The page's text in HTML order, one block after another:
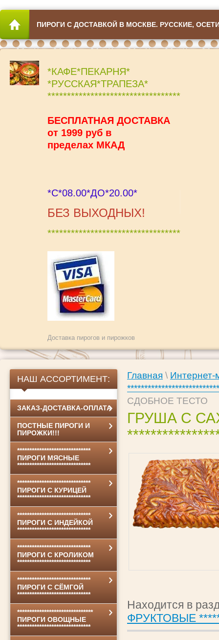
ПИРОГИ С ДОСТАВКОЙ В МОСКВЕ. РУССКИЕ,
*КАФЕ*ПЕКАРНЯ*
*РУССКАЯ*ТРАПЕЗА*
**********************************
БЕСПЛАТНАЯ ДОСТАВКА
от 1999 руб в
пределах МКАД
*С*08.00*ДО*20.00*
БЕЗ ВЫХОДНЫХ!
**********************************
Доставка пирогов и пирожков
НАШ АССОРТИМЕНТ:
ЗАКАЗ-ДОСТАВКА-ОПЛАТА
ПОСТНЫЕ ПИРОГИ И
ПИРОЖКИ!!!
******************************
ПИРОГИ МЯСНЫЕ
******************************
******************************
ПИРОГИ С КУРИЦЕЙ
******************************
******************************
ПИРОГИ С ИНДЕЙКОЙ
******************************
******************************
ПИРОГИ С КРОЛИКОМ
******************************
******************************
ПИРОГИ С СЁМГОЙ
******************************
*******************************
ПИРОГИ ОВОЩНЫЕ
******************************
Главная \ Интернет-
СДОБНОЕ ТЕСТО
ГРУША С
Находится в
ФРУКТОВЫЕ